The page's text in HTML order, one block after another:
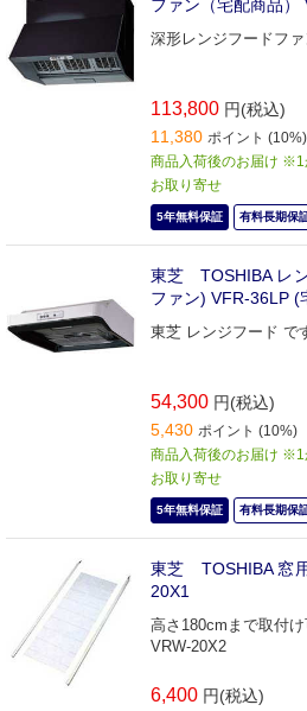
ファン（宅配商品）
深形レンジフードファ
113,800 円(税込)
11,380 ポイント (10%)
商品入荷後のお届け ※1
お取り寄せ
5年無料保証 有料長期保
東芝 TOSHIBA レ
ファン) VFR-36LP (
東芝 レンジフード で
54,300 円(税込)
5,430 ポイント (10%)
商品入荷後のお届け ※1
お取り寄せ
5年無料保証 有料長期保
東芝 TOSHIBA 窓
20X1
高さ180cmまで取付
VRW-20X2
6,400 円(税込)